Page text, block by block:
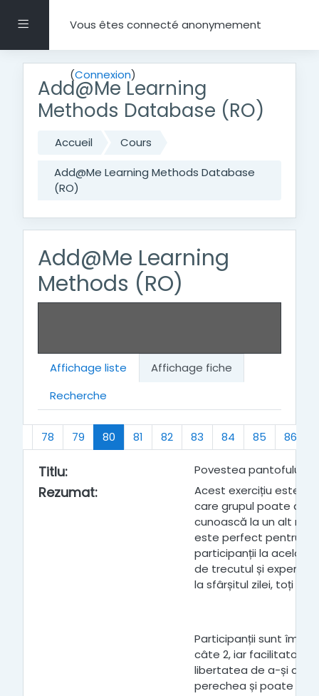
Panneau latéralVous êtes connecté anonymement
(Connexion)
Add@Me Learning
Methods Database (RO)
Accueil
Cours
Add@Me Learning Methods Database
(RO)
Add@Me Learning
Methods (RO)
Affichage liste
Affichage fiche
Recherche
78 79 80(actuel)
81 82 83 84 85 86
Titlu: Povestea pantofului
Rezumat:
Acest exercițiu este o
care grupul poate
cunoască la un alt
este perfect pentru a-
participanții la același
de trecutul și
la sfârșitul zilei, toți
Participanții sunt
câte 2, iar facilitatorul
libertatea de a-și
perechea și poate